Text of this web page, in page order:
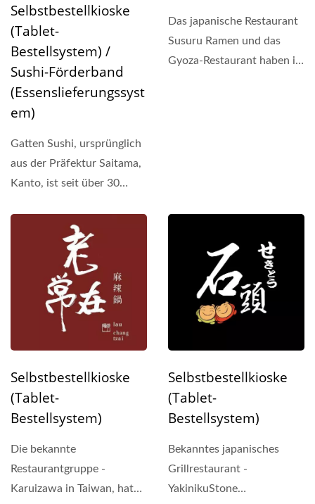
Selbstbestellkioske
(Tablet-
Bestellsystem) /
Sushi-Förderband
(Essenslieferungssyst
Em)
Gatten Sushi, ursprünglich
aus der Präfektur Saitama,
Kanto, ist seit über 30
Das japanische Restaurant
Susuru Ramen und das
Gyoza-Restaurant haben in
Selbstbestellkioske
(Tablet-
Bestellsystem)
Die bekannte
Restaurantgruppe -
Karuizawa in Taiwan, hat
Selbstbestellkioske
(Tablet-
Bestellsystem)
Bekanntes japanisches
Grillrestaurant -
YakinikuStone